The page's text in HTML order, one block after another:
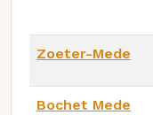
Zoeter-Mede
Bochet Mede